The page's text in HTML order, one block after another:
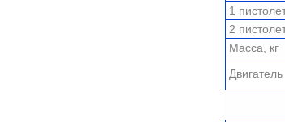
1
2
Масса, кг
Двигатель